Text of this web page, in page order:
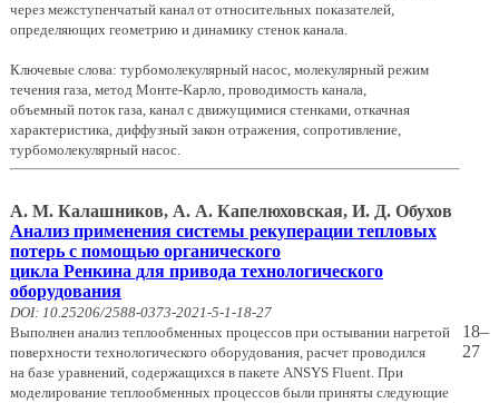
через межступенчатый канал от относительных показателей,
определяющих геометрию и динамику стенок канала.
Ключевые слова: турбомолекулярный насос, молекулярный режим
течения газа, метод Монте-Карло, проводимость канала,
объемный поток газа, канал с движущимися стенками, откачная
характеристика, диффузный закон отражения, сопротивление,
турбомолекулярный насос.
А. М. Калашников, А. А. Капелюховская, И. Д. Обухов
Анализ применения системы рекуперации тепловых
потерь с помощью органического
цикла Ренкина для привода технологического
оборудования
DOI: 10.25206/2588-0373-2021-5-1-18-27
Выполнен анализ теплообменных процессов при остывании нагретой
поверхности технологического оборудования, расчет проводился
на базе уравнений, содержащихся в пакете ANSYS Fluent. При
моделирование теплообменных процессов были приняты следующие
18–
27